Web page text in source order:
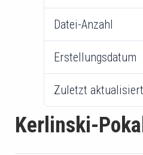
Datei-Anzahl
Erstellungsdatum
Zuletzt aktualisiert
Kerlinski-